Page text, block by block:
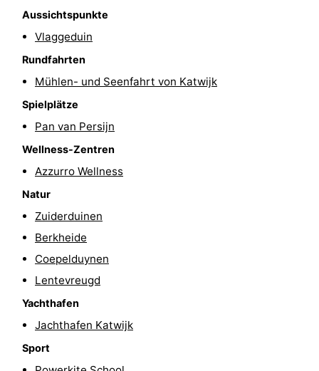
Städte
Natur
Sport
Schwimmbader
Radfahren
Wandern
Reiten
Golfplatze
Surfen
Sportangeln
Essen
und
Veranstaltungen
Aussichtspunkte
Vlaggeduin
Rundfahrten
Mühlen- und Seenfahrt von Katwijk
Spielplätze
Pan van Persijn
Wellness-Zentren
Azzurro Wellness
Natur
Zuiderduinen
Berkheide
Coepelduynen
Lentevreugd
Yachthafen
Jachthafen Katwijk
Sport